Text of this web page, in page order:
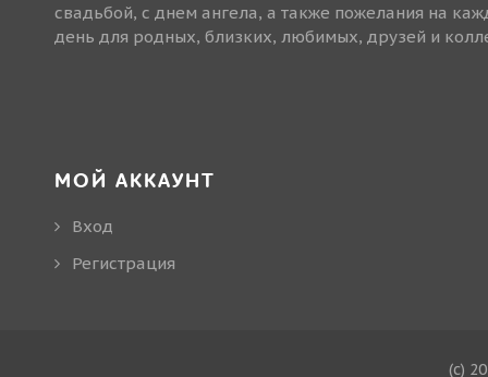
свадьбой, с днем ангела, а также пожелания на
день для родных, близких, любимых, друзей и
МОЙ АККАУНТ
Вход
Регистрация
(c)